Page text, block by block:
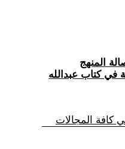
المنهج
في كتاب عبدالله
كافة المجالات